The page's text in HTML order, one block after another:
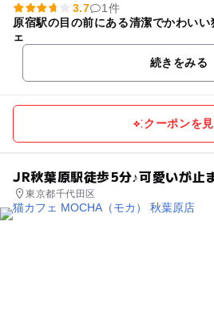
3.7
1件
原宿駅の目の前にある清潔でかわい
ェ
続きをみる
クーポンを
JR秋葉原駅徒歩5分♪可愛いが止
東京都千代田区